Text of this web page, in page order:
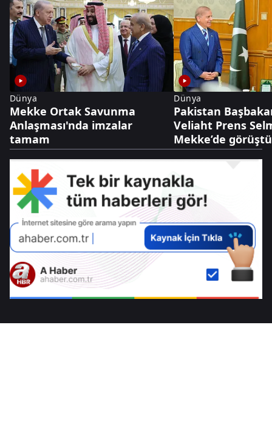
Dünya
Mekke Ortak Savunma
Anlaşması'nda imzalar
tamam
Dünya
Pakistan
Veliaht Prens
Mekke’de görüştü